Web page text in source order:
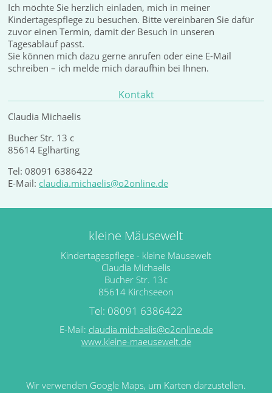
Ich möchte Sie herzlich einladen, mich in meiner
Kindertagespflege zu besuchen. Bitte vereinbaren Sie dafür
zuvor einen Termin, damit der Besuch in unseren
Tagesablauf passt.
Sie können mich dazu gerne anrufen oder eine E-Mail
schreiben – ich melde mich daraufhin bei Ihnen.
Kontakt
Claudia Michaelis
Bucher Str. 13 c
85614 Eglharting
Tel: 08091 6386422
E-Mail: claudia.michaelis@o2online.de
kleine Mäusewelt
Kindertagespflege - kleine Mäusewelt
Claudia Michaelis
Bucher Str. 13c
85614 Kirchseeon
Tel: 08091 6386422
E-Mail: claudia.michaelis@o2online.de
www.kleine-maeusewelt.de
Wir verwenden Google Maps, um Karten darzustellen.